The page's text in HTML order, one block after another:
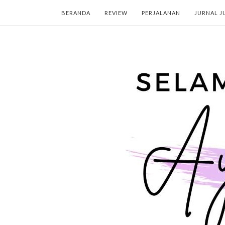
BERANDA REVIEW PERJALANAN JURNAL